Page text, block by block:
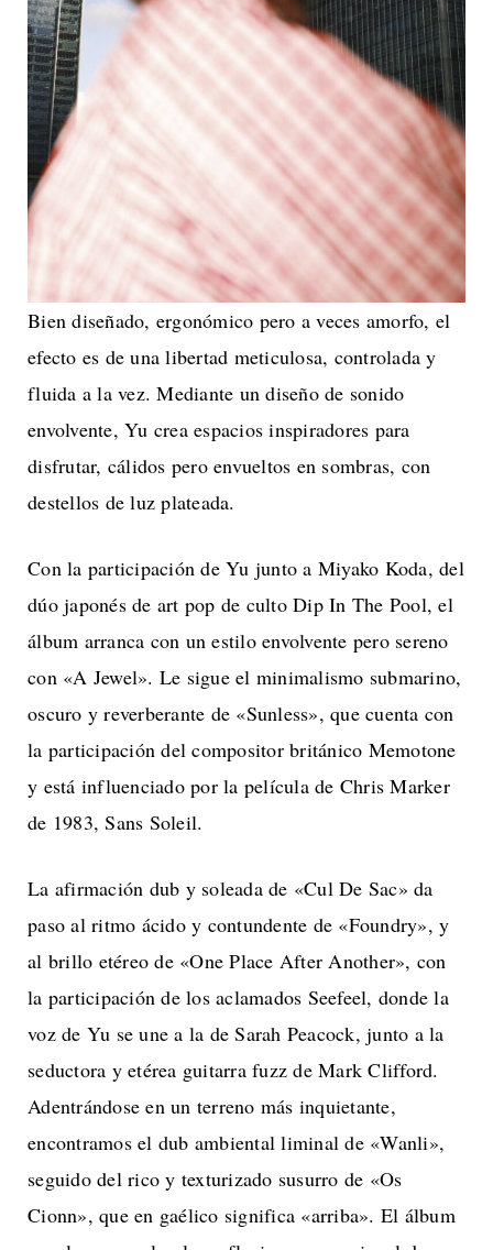
Bien diseñado, ergonómico pero a veces amorfo, el
efecto es de una libertad meticulosa, controlada y
fluida a la vez. Mediante un diseño de sonido
envolvente, Yu crea espacios inspiradores para
disfrutar, cálidos pero envueltos en sombras, con
destellos de luz plateada.
Con la participación de Yu junto a Miyako Koda, del
dúo japonés de art pop de culto Dip In The Pool, el
álbum arranca con un estilo envolvente pero sereno
con «A Jewel». Le sigue el minimalismo submarino,
oscuro y reverberante de «Sunless», que cuenta con
la participación del compositor británico Memotone
y está influenciado por la película de Chris Marker
de 1983, Sans Soleil.
La afirmación dub y soleada de «Cul De Sac» da
paso al ritmo ácido y contundente de «Foundry», y
al brillo etéreo de «One Place After Another», con
la participación de los aclamados Seefeel, donde la
voz de Yu se une a la de Sarah Peacock, junto a la
seductora y etérea guitarra fuzz de Mark Clifford.
Adentrándose en un terreno más inquietante,
encontramos el dub ambiental liminal de «Wanli»,
seguido del rico y texturizado susurro de «Os
Cionn», que en gaélico significa «arriba». El álbum